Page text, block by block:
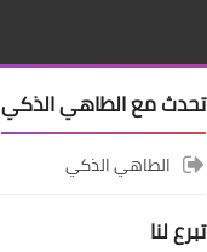
تحدث مع الطاهي الذكي
الطاهي الذكي
تبرع لنا